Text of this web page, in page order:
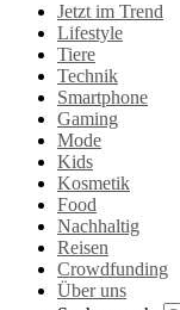
Jetzt im Trend
Lifestyle
Tiere
Technik
Smartphone
Gaming
Mode
Kids
Kosmetik
Food
Nachhaltig
Reisen
Crowdfunding
Über uns